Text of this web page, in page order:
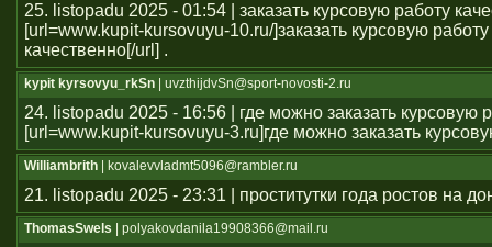
25. listopadu 2025 - 01:54 | заказать курсовую работу
[url=www.kupit-kursovuyu-10.ru/]заказать курсовую работу
качественно[/url] .
kypit kyrsovyu_rkSn | uvzthijdvSn@sport-novosti-2.ru
24. listopadu 2025 - 16:56 | где можно заказать курсовую
[url=www.kupit-kursovuyu-3.ru]где можно заказать
Williambrith | kovalevvladmt5096@rambler.ru
21. listopadu 2025 - 23:31 | проститутки года ростов на
ThomasSwels | polyakovdanila19908366@mail.ru